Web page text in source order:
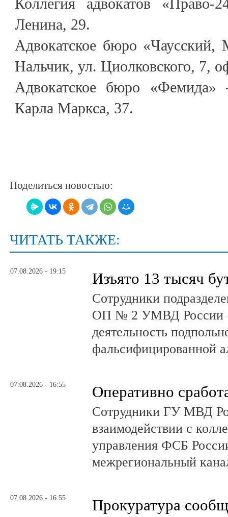
Ленина, 29.
Адвокатское бюро
Нальчик, ул. Циолковского, 7,
Адвокатское бюро
Карла Маркса, 37.
Поделиться новостью:
ЧИТАТЬ ТАКЖЕ:
07.08.2026 - 19:15 Изъято 13 тысяч
Сотрудники
ОП № 2 УМВД России
деятельность
фальсифицированной
07.08.2026 - 16:55 Оперативно
Сотрудники ГУ МВД
взаимодействии с
управления ФСБ
межрегиональный
07.08.2026 - 16:55 Прокуратура